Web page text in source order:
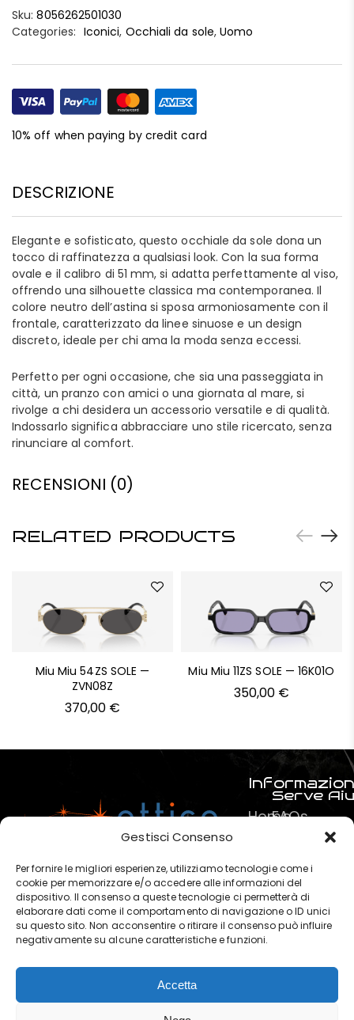
Gestisci Consenso
Per fornire le migliori esperienze, utilizziamo tecnologie come i
cookie per memorizzare e/o accedere alle informazioni del
dispositivo. Il consenso a queste tecnologie ci permetterà di
elaborare dati come il comportamento di navigazione o ID unici
su questo sito. Non acconsentire o ritirare il consenso può influire
negativamente su alcune caratteristiche e funzioni.
Accetta
Sku: 8056262501030
Categories: Iconici, Occhiali da sole,Uomo
10% off when paying by credit card
DESCRIZIONE
Elegante e sofisticato, questo occhiale da sole dona un
tocco di raffinatezza a qualsiasi look. Con la sua forma
ovale e il calibro di 51 mm, si adatta perfettamente al viso,
offrendo una silhouette classica ma contemporanea. Il
colore neutro dell’astina si sposa armoniosamente con il
frontale, caratterizzato da linee sinuose e un design
discreto, ideale per chi ama la moda senza eccessi.
Perfetto per ogni occasione, che sia una passeggiata in
città, un pranzo con amici o una giornata al mare, si
rivolge a chi desidera un accessorio versatile e di qualità.
Indossarlo significa abbracciare uno stile ricercato, senza
rinunciare al comfort.
RECENSIONI (0)
RELATED PRODUCTS
Miu Miu 54ZS SOLE —
ZVN08Z
370,00 €
Miu Miu 11ZS SOLE — 16K01O
350,00 €
Home
Chi
siamo
?
Contatti
Serve
FAQs
Pagamenti
Termini e
Privacy &